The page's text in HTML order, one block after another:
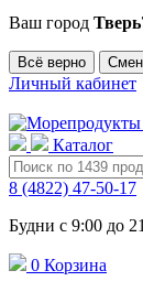
Ваш город
Всё верно
Личный кабинет
Каталог
8 (4822) 47-50-17
Будни с 9:00 до
0 Корзина